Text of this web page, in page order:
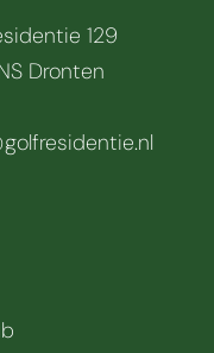
129
Dronten